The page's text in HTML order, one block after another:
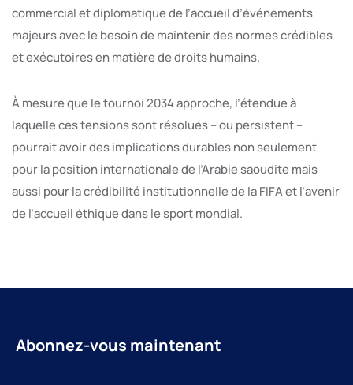
commercial et diplomatique de l’accueil d’événements
majeurs avec le besoin de maintenir des normes crédibles
et exécutoires en matière de droits humains.
À mesure que le tournoi 2034 approche, l’étendue à
laquelle ces tensions sont résolues – ou persistent –
pourrait avoir des implications durables non seulement
pour la position internationale de l’Arabie saoudite mais
aussi pour la crédibilité institutionnelle de la FIFA et l’avenir
de l’accueil éthique dans le sport mondial.
Abonnez-vous maintenant